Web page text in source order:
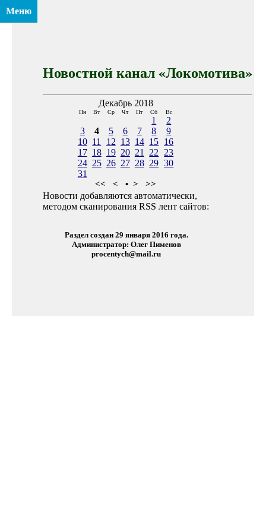
Меню
Новостной канал «Локомотива»
Декабрь 2018
Пн Вт Ср Чт Пт Сб Вс
1
2
3
4 5 6 7 8
9
10 11 12 13 14 15 16
17 18 19 20 21 22
23
24 25 26 27 28 29 30
31
<< < • > >>
Новости добавляются автоматически,
методом сканирования RSS лент сайтов:
Раздел создан 29 января 2016 года.
Администратор: Олег Пименов
procentych@mail.ru